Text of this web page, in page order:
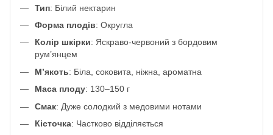
Тип: Білий нектарин
Форма плодів: Округла
Колір шкірки: Яскраво-червоний з бордовим
рум’янцем
М’якоть: Біла, соковита, ніжна, ароматна
Маса плоду: 130–150 г
Смак: Дуже солодкий з медовими нотами
Кісточка: Частково відділяється